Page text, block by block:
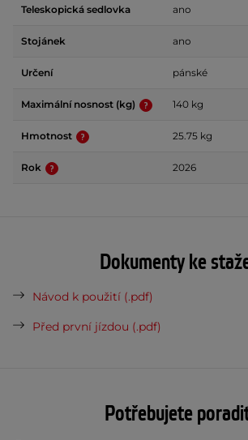
Teleskopická sedlovka ano
Stojánek ano
Určení pánské
Maximální nosnost (kg) 140 kg
Hmotnost 25.75 kg
Rok 2026
Dokumenty ke
Návod k použití (.pdf)
Před první jízdou (.pdf)
Potřebujete